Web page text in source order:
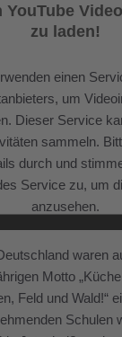
YouTube
zu laden!
einen
um
Dieser Service
sammeln.
durch und
Service zu, um
anzusehen.
Mehr Informationen
Akzeptieren
by Usercentrics
waren
Motto
Feld und Wald!“
Schulen